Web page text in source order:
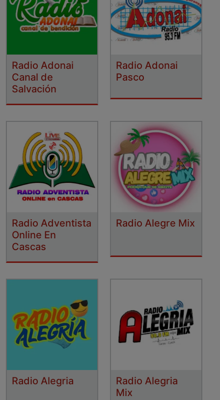
Radio Adonai
Canal de
Salvación
Radio Adonai
Pasco
Radio Adventista
Online En
Cascas
Radio Alegre Mix
Radio Alegria
Radio Alegria
Mix